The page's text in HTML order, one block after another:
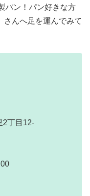
パン！パン好きな方
さんへ足を運んでみて
2丁目12-